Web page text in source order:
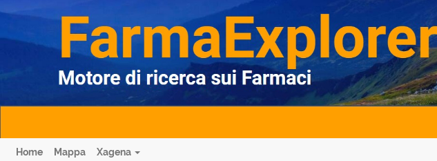
Home Mappa Xagena